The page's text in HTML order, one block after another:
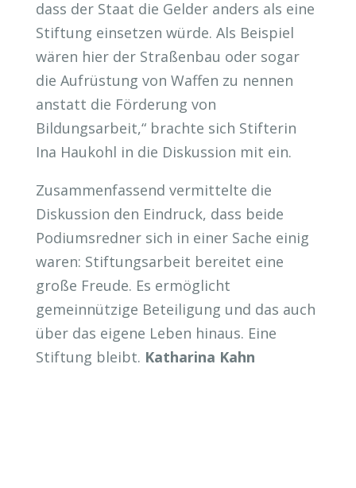
dass der Staat die Gelder anders als eine
Stiftung einsetzen würde. Als Beispiel
wären hier der Straßenbau oder sogar
die Aufrüstung von Waffen zu nennen
anstatt die Förderung von
Bildungsarbeit,“ brachte sich Stifterin
Ina Haukohl in die Diskussion mit ein.
Zusammenfassend vermittelte die
Diskussion den Eindruck, dass beide
Podiumsredner sich in einer Sache einig
waren: Stiftungsarbeit bereitet eine
große Freude. Es ermöglicht
gemeinnützige Beteiligung und das auch
über das eigene Leben hinaus. Eine
Stiftung bleibt. Katharina Kahn